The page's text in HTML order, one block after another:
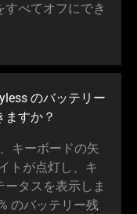
すべてオフにでき
のバッテリー
すか？
キーボードの矢
トが点灯し、キ
タスを表示しま
のバッテリー残